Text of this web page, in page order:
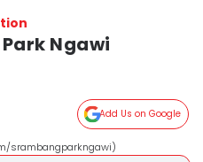
Ngawi
Add Us on Google
srambangparkngawi)